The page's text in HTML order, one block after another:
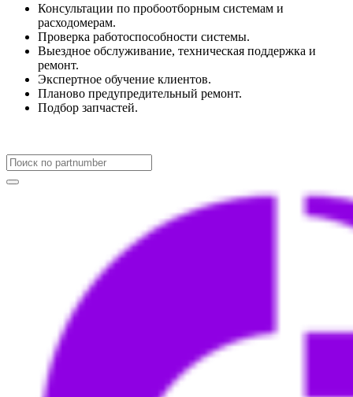
Консультации по пробоотборным системам и
расходомерам.
Проверка работоспособности системы.
Выездное обслуживание, техническая поддержка и
ремонт.
Экспертное обучение клиентов.
Планово предупредительный ремонт.
Подбор запчастей.